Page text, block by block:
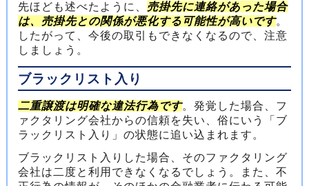
先ほども述べたように、 売掛先に連絡があった場合
は、売掛先との関係が悪化する可能性が高いです。
したがって、今後の取引もできなくなるので、注意
しましょう。
ブラックリスト入り
二重譲渡は明確な違法行為です。発覚した場合、フ
ァクタリング会社からの信頼を失い、俗にいう「ブ
ラックリスト入り」の状態に追い込まれます。
ブラックリスト入りした場合、そのファクタリング
会社は二度と利用できなくなるでしょう。また、不